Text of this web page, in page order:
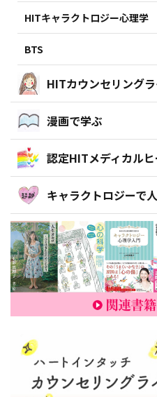
HITキャラクトロジー心理学
BTS
HITカウンセリング
漫画で学ぶ
認定HITメディカル
キャラクトロジーで